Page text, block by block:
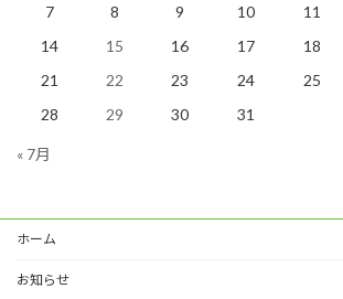
7
8 9 10 11
14
15 16 17 18
21
22 23 24 25
28
29 30 31
« 7月
ホーム
お知らせ